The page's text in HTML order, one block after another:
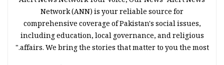
Network (ANN) is your reliable source for
comprehensive coverage of Pakistan's social issues,
including education, local governance, and religious
affairs. We bring the stories that matter to you the most."